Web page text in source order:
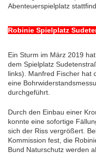
Abenteuerspielplatz
Robinie Spielplatz
Ein Sturm im März 2019
dem Spielplatz
links). Manfred Fischer hat
eine
durchgeführt.
Durch den Einbau einer
konnte eine sofortige
sich der Riss vergrößert.
Kommission fest, die
Bund Naturschutz werden